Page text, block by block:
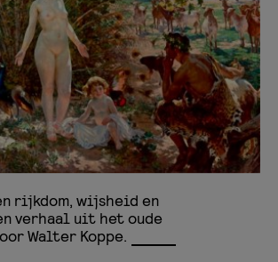
Editio Producties
Mijn Editio
rijkdom, wijsheid en
verhaal uit het oude
Walter Koppe.